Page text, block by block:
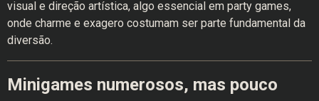
visual e direção artística, algo essencial em party games,
onde charme e exagero costumam ser parte fundamental da
diversão.
Minigames numerosos, mas pouco